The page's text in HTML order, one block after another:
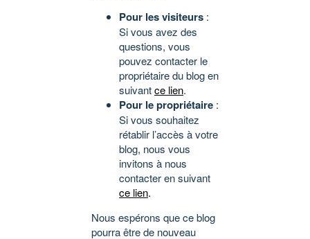
Pour les visiteurs :
Si vous avez des
questions, vous
pouvez contacter le
propriétaire du blog en
suivantce lien.
Pour le propriétaire :
Si vous souhaitez
rétablir l’accès à votre
blog, nous vous
invitons à nous
contacter en suivant
ce lien.
Nous espérons que ce blog
pourra être de nouveau